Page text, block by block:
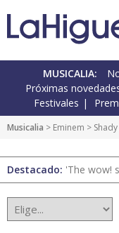
MUSICALIA:
Próximas
Festivales
Musicalia > Eminem > Shady
Destacado: 'The wow!